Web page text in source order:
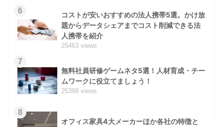
6
コストが安いおすすめの法人携帯5選。かけ放
題からデータシェアまでコスト削減できる法
人携帯を紹介
25463 views
7
無料社員研修ゲームネタ5選！人材育成・チー
ムワークに役立てましょう！
25398 views
8
オフィス家具4大メーカーほか各社の特徴と